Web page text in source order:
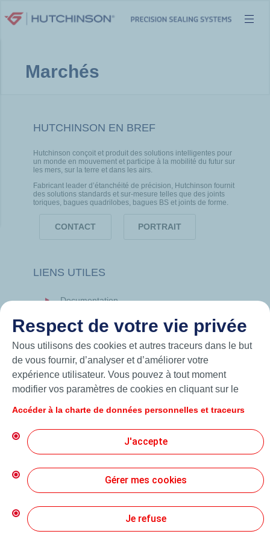
au
Marchés
HUTCHINSON EN BREF
Hutchinson conçoit et produit des solutions intelligentes pour
un monde en mouvement et participe à la mobilité du futur sur
les mers, sur la terre et dans les airs.
Fabricant leader d’étanchéité de précision, Hutchinson fournit
des solutions standards et sur-mesure telles que des joints
toriques, bagues quadrilobes, bagues BS et joints de forme.
CONTACT PORTRAIT
LIENS UTILES
Documentation
Hutchinson.com
© 2026 Hutchinson Precision Sealing Systems
Charte de Protection des Données Personnelles
Respect de votre vie privée
Nous utilisons des cookies et autres traceurs dans le but
de vous fournir, d’analyser et d’améliorer votre
expérience utilisateur. Vous pouvez à tout moment
modifier vos paramètres de cookies en cliquant sur le
« J’accepte », vous acceptez le dépôt de l’ensemble des
cookies. Dans le cas où vous cliquez sur « Je refuse »,
seuls les cookies techniques nécessaires au bon
d’informations, vous pouvez consulter la page « Charte
de données personnelles et traceurs ».
Accéder à la charte de données personnelles et traceurs
J'accepte
Gérer mes cookies
Je refuse